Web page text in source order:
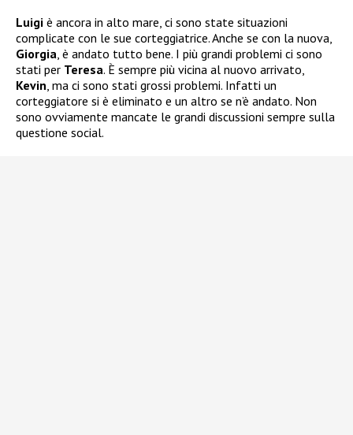
Luigi è ancora in alto mare, ci sono state situazioni
complicate con le sue corteggiatrice. Anche se con la nuova,
Giorgia, è andato tutto bene. I più grandi problemi ci sono
stati per Teresa. È sempre più vicina al nuovo arrivato,
Kevin, ma ci sono stati grossi problemi. Infatti un
corteggiatore si è eliminato e un altro se n’è andato. Non
sono ovviamente mancate le grandi discussioni sempre sulla
questione social.